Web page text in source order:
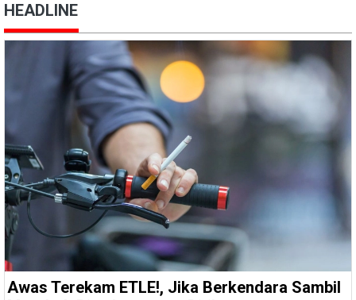
HEADLINE
Awas Terekam ETLE!, Jika Berkendara Sambil